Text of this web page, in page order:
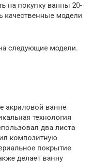
на покупку ванны 20-
качественные модели
следующие модели.
акриловой ванне
технология
два листа
композитную
покрытие
делает ванну